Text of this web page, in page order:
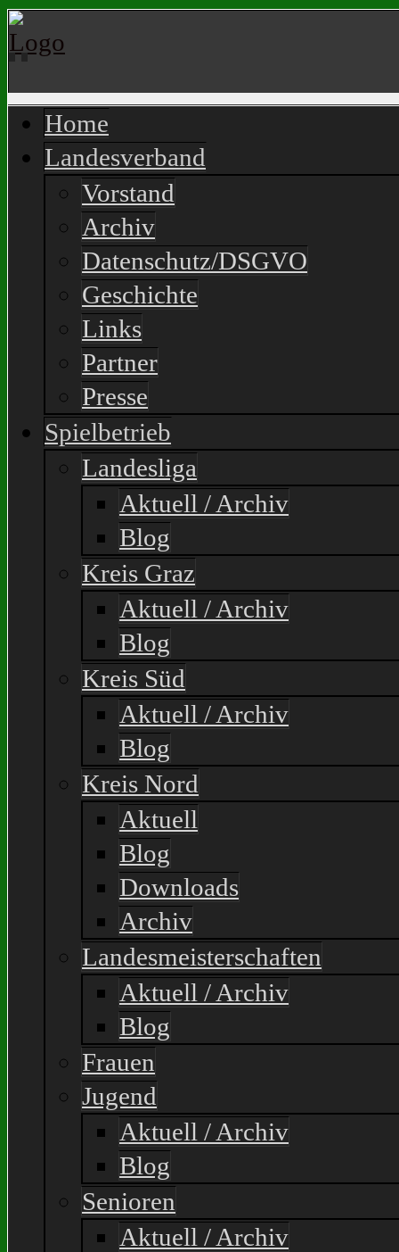
Home
Landesverband
Vorstand
Archiv
Datenschutz/DSGVO
Geschichte
Links
Partner
Presse
Spielbetrieb
Landesliga
Aktuell / Archiv
Blog
Kreis Graz
Aktuell / Archiv
Blog
Kreis Süd
Aktuell / Archiv
Blog
Kreis Nord
Aktuell
Blog
Downloads
Archiv
Landesmeisterschaften
Aktuell / Archiv
Blog
Frauen
Jugend
Aktuell / Archiv
Blog
Senioren
Aktuell / Archiv